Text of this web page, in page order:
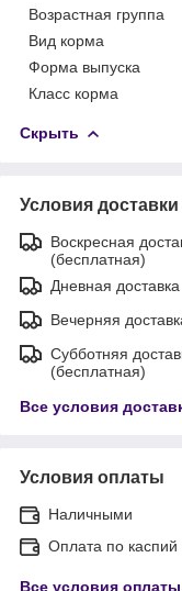
Возрастная группа
Вид корма
Форма выпуска
Класс корма
Скрыть
Условия доставки
Воскресная
(бесплатная)
Дневная
Вечерняя
Субботняя
(бесплатная)
Все условия
Условия оплаты
Наличными
Оплата по каспий
Все условия оплаты